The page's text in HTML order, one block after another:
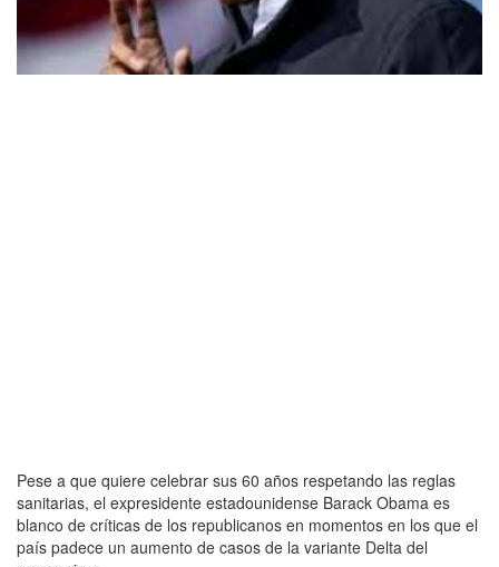
Pese a que quiere celebrar sus 60 años respetando las reglas
sanitarias, el expresidente estadounidense Barack Obama es
blanco de críticas de los republicanos en momentos en los que el
país padece un aumento de casos de la variante Delta del